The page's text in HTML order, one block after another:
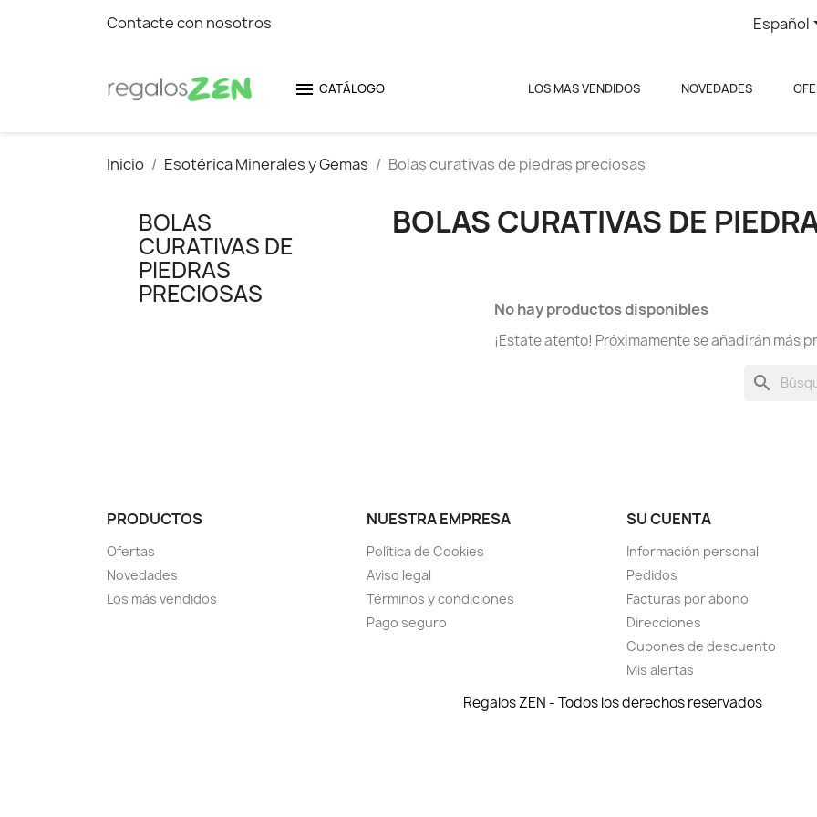
Contacte con nosotros Español
NOVEDADES
LOS MAS VENDIDOS
 CATÁLOGO
Inicio Esotérica Minerales y Gemas Bolas curativas de piedras preciosas
BOLAS
CURATIVAS DE
PIEDRAS
PRECIOSAS
BOLAS CURATIVAS DE
No hay productos disponibles
¡Estate atento! Próximamente se añadirán más
search
PRODUCTOS
Ofertas
Novedades
Los más vendidos
NUESTRA EMPRESA
Política de Cookies
Aviso legal
Términos y condiciones
Pago seguro
SU CUENTA
Información personal
Pedidos
Facturas por abono
Direcciones
Cupones de descuento
Mis alertas
Regalos ZEN - Todos los derechos reservados